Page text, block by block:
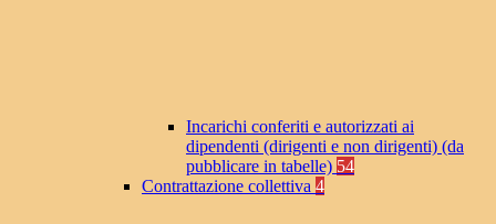
Incarichi conferiti e autorizzati ai
dipendenti (dirigenti e non dirigenti) (da
pubblicare in tabelle) 54
Contrattazione collettiva 4